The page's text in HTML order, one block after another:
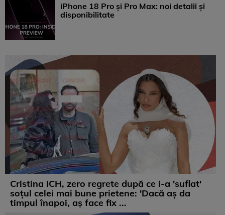
iPhone 18 Pro și Pro Max: noi detalii și
disponibilitate
Cristina ICH, zero regrete după ce i-a 'suflat'
soțul celei mai bune prietene: 'Dacă aș da
timpul înapoi, aș face fix ...